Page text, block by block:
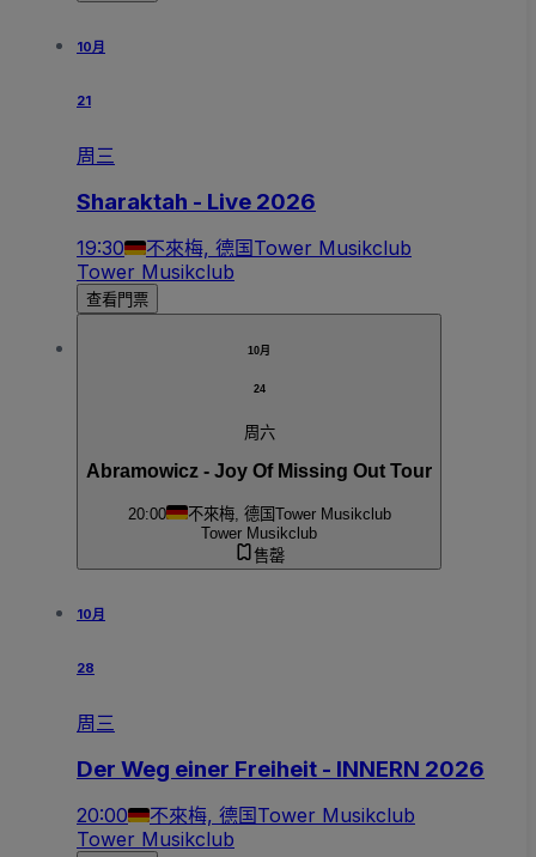
10月
21
周三
Sharaktah - Live 2026
19:30 不來梅, 德国Tower Musikclub
Tower Musikclub
查看門票
10月
24
周六
Abramowicz - Joy Of Missing Out Tour
20:00 不來梅, 德国Tower Musikclub
Tower Musikclub
售罄
10月
28
周三
Der Weg einer Freiheit - INNERN 2026
20:00 不來梅, 德国Tower Musikclub
Tower Musikclub